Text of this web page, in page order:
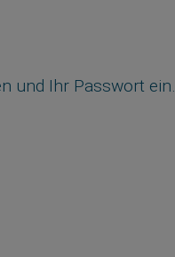
und Ihr Passwort ein.